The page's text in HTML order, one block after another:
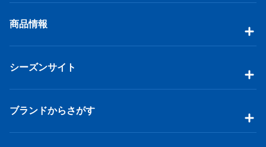
商品情報
シーズンサイト
ブランドからさがす